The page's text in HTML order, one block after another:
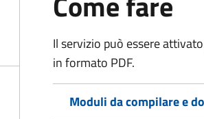
Il servizio può essere
in formato PDF.
Moduli da compilare e